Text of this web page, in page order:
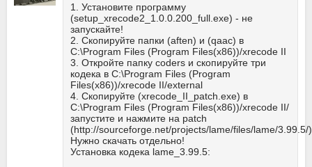
1. Установите программу
(setup_xrecode2_1.0.0.200_full.exe) - не
запускайте!
2. Скопируйте папки (aften) и (qaac) в
C:\Program Files (Program Files(x86))/xrecode II
3. Откройте папку coders и скопируйте три
кодека в C:\Program Files (Program
Files(x86))/xrecode II/external
4. Скопируйте (xrecode_II_patch.exe) в
C:\Program Files (Program Files(x86))/xrecode II/
запустите и нажмите на patch
(http://sourceforge.net/projects/lame/files/lame/3.99.5/)
Нужно скачать отдельно!
Установка кодека lame_3.99.5: